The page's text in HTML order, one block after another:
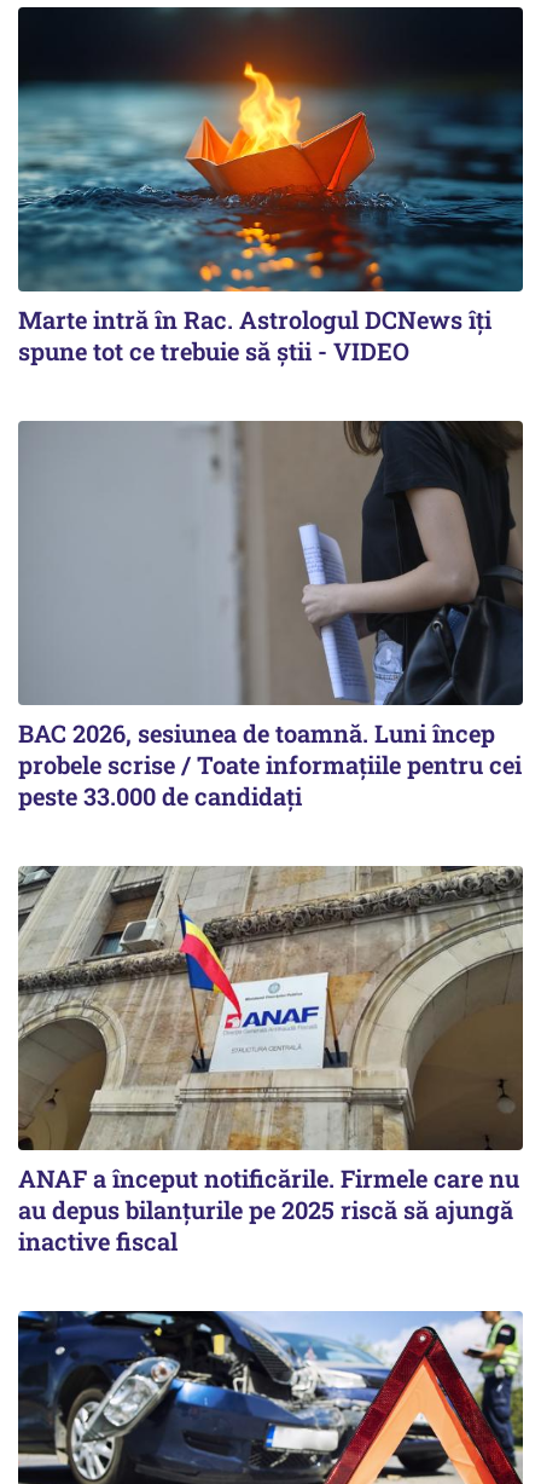
Marte intră în Rac. Astrologul DCNews îți
spune tot ce trebuie să știi - VIDEO
BAC 2026, sesiunea de toamnă. Luni încep
probele scrise / Toate informațiile pentru cei
peste 33.000 de candidați
ANAF a început notificările. Firmele care nu
au depus bilanțurile pe 2025 riscă să ajungă
inactive fiscal